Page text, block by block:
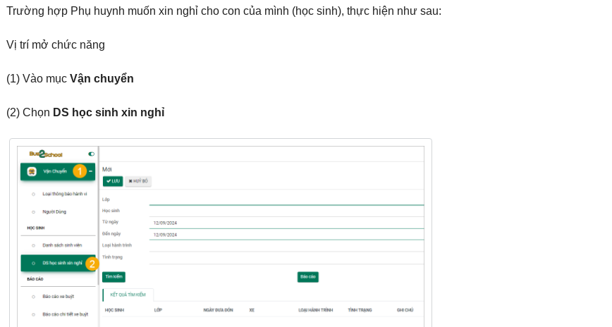
Trường hợp Phụ huynh muốn xin nghỉ cho con của mình (học sinh), thực hiện như sau:
Vị trí mở chức năng
(1) Vào mụcVận chuyển
(2) Chọn DS học sinh xin nghỉ